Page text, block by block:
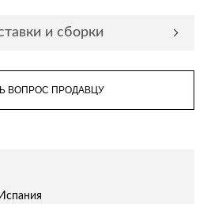
и сборки
ВОПРОС ПРОДАВЦУ
Испания